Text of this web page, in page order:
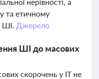
та етичному
ШІ. Джерело
ШІ до масових
скорочень у IT не